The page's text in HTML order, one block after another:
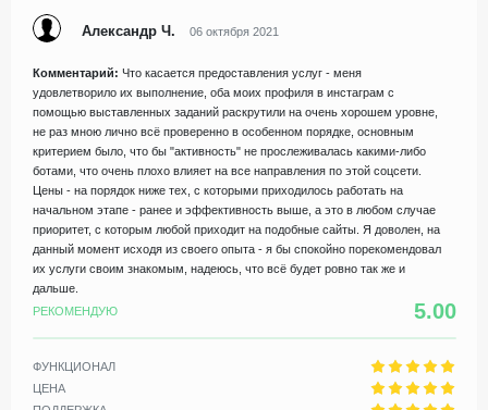
Александр Ч. 06 октября 2021
Комментарий: Что касается предоставления услуг - меня
удовлетворило их выполнение, оба моих профиля в инстаграм с
помощью выставленных заданий раскрутили на очень хорошем уровне,
не раз мною лично всё проверенно в особенном порядке, основным
критерием было, что бы "активность" не прослеживалась какими-либо
ботами, что очень плохо влияет на все направления по этой соцсети.
Цены - на порядок ниже тех, с которыми приходилось работать на
начальном этапе - ранее и эффективность выше, а это в любом случае
приоритет, с которым любой приходит на подобные сайты. Я доволен, на
данный момент исходя из своего опыта - я бы спокойно порекомендовал
их услуги своим знакомым, надеюсь, что всё будет ровно так же и
дальше.
РЕКОМЕНДУЮ
5.00
ФУНКЦИОНАЛ
ЦЕНА